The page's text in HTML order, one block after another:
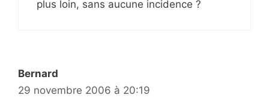
plus loin, sans aucune incidence ?
Bernard
29 novembre 2006 à 20:19